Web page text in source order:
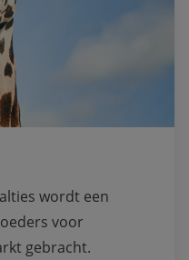
wordt een
voor
gebracht.